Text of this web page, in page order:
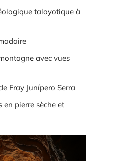
talayotique à
avec vues
Fray Junípero Serra
en pierre sèche et